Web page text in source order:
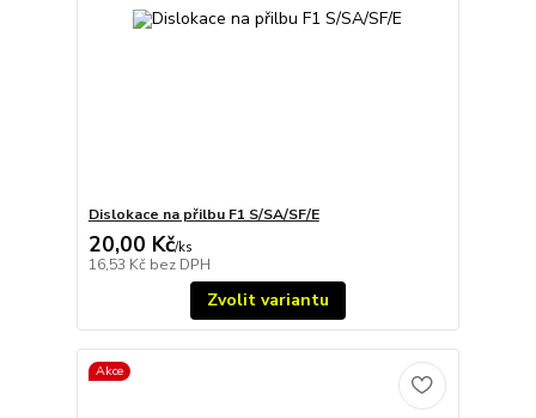
Dislokace na přilbu F1 S/SA/SF/E
20,00 Kč/ks
16,53 Kč bez DPH
Zvolit variantu
Akce